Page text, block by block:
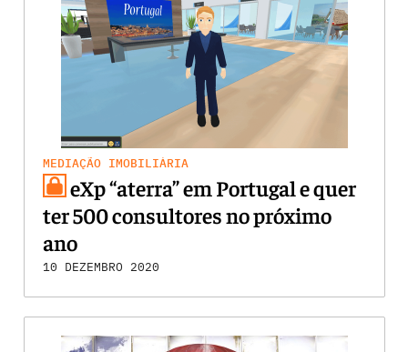
MEDIAÇÃO IMOBILIÁRIA
eXp “aterra” em Portugal e quer
ter 500 consultores no próximo
ano
10 DEZEMBRO 2020